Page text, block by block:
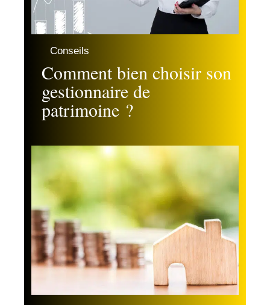
Conseils
Comment bien choisir son
gestionnaire de
patrimoine ?